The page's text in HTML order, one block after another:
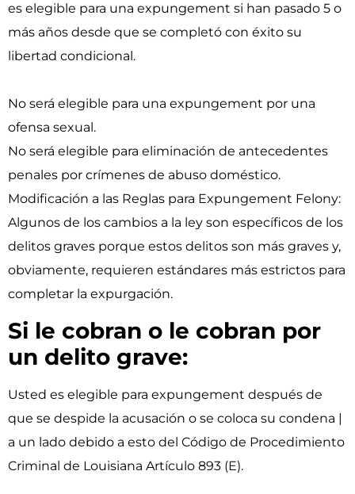
es elegible para una expungement si han pasado 5 o
más años desde que se completó con éxito su
libertad condicional.
No será elegible para una expungement por una
ofensa sexual.
No será elegible para eliminación de antecedentes
penales por crímenes de abuso doméstico.
Modificación a las Reglas para Expungement Felony:
Algunos de los cambios a la ley son específicos de los
delitos graves porque estos delitos son más graves y,
obviamente, requieren estándares más estrictos para
completar la expurgación.
Si le cobran o le cobran por
un delito grave:
Usted es elegible para expungement después de
que se despide la acusación o se coloca su condena |
a un lado debido a esto del Código de Procedimiento
Criminal de Louisiana Artículo 893 (E).